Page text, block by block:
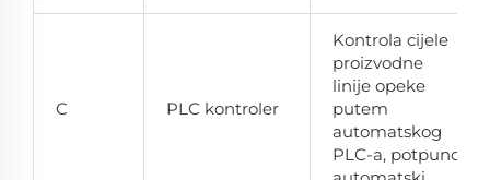
C PLC kontroler
Kontrola cijele
proizvodne
linije opeke
putem
automatskog
PLC-a, potpuno